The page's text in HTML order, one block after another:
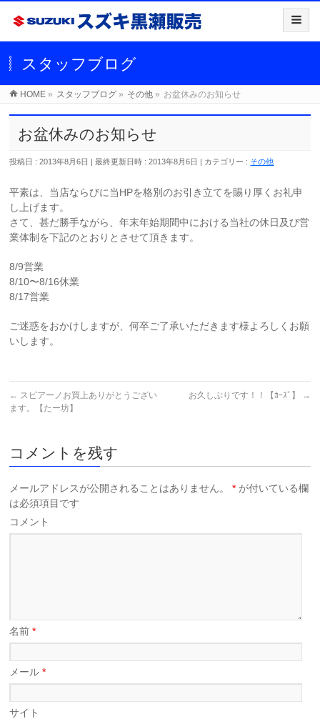
スタッフブログ
HOME » スタッフブログ » その他 » お盆休みのお知らせ
お盆休みのお知らせ
投稿日 : 2013年8月6日 最終更新日時 : 2013年8月6日 カテゴリー : その他
平素は、当店ならびに当HPを格別のお引き立てを賜り厚くお礼申
し上げます。
さて、甚だ勝手ながら、年末年始期間中における当社の休日及び営
業体制を下記のとおりとさせて頂きます。
8/9営業
8/10〜8/16休業
8/17営業
ご迷惑をおかけしますが、何卒ご了承いただきます様よろしくお願
いします。
← スピアーノお買上ありがとうござい
ます。【たー坊】
お久しぶりです！！【ｶｰｽﾞ】 →
コメントを残す
メールアドレスが公開されることはありません。 * が付いている欄
は必須項目です
コメント
名前*
メール*
サイト